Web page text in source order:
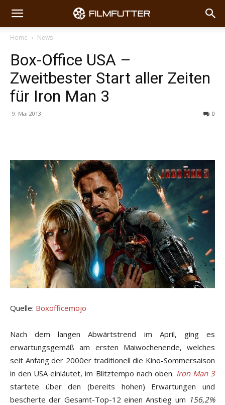
Home News
Box-Office USA –
Zweitbester Start aller Zeiten
für Iron Man 3
9. Mai 2013 0
Quelle: Boxofficemojo
Nach dem langen Abwärtstrend im April, ging es
erwartungsgemäß am ersten Maiwochenende, welches
seit Anfang der 2000er traditionell die Kino-Sommersaison
in den USA einläutet, im Blitztempo nach oben. Iron Man 3
startete über den (bereits hohen) Erwartungen und
bescherte der Gesamt-Top-12 einen Anstieg um 156,2%